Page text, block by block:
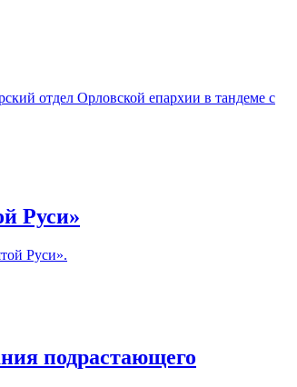
отдел Орловской епархии в тандеме с
Руси»
Руси».
подрастающего